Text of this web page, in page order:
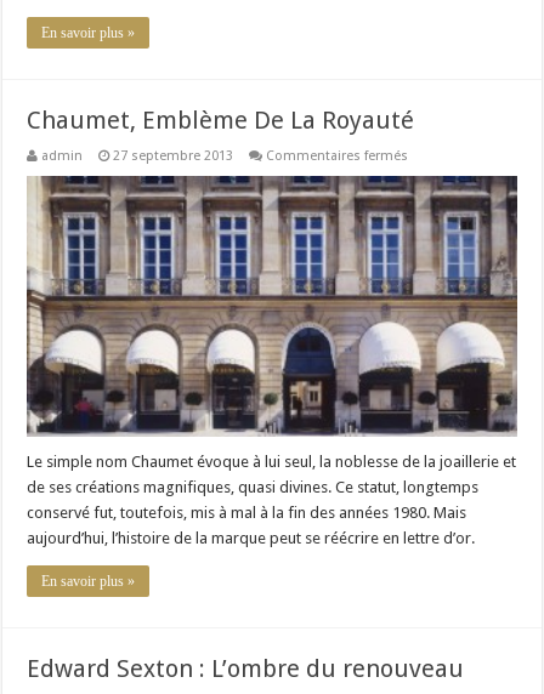
En savoir plus »
Chaumet, Emblème De La Royauté
admin 27 septembre 2013 Commentaires fermés
Emblème
De
La
Royauté
Le simple nom Chaumet évoque à lui seul, la noblesse de la joaillerie et
de ses créations magnifiques, quasi divines. Ce statut, longtemps
conservé fut, toutefois, mis à mal à la fin des années 1980. Mais
aujourd’hui, l’histoire de la marque peut se réécrire en lettre d’or.
En savoir plus »
Edward Sexton : L’ombre du renouveau